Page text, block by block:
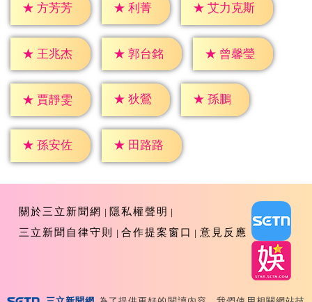
★ 方芳芳 ★ 利菁 ★ 艾力克斯
★ 王兆杰 ★ 郭台銘 ★ 曾馨瑩
★ 賈靜雯 ★ 狄鶯 ★ 孫鵬
★ 孫安佐 ★ 田路路
關於三立新聞網
隱私權聲明
三立新聞自律守則
合作提案窗口 意見反應